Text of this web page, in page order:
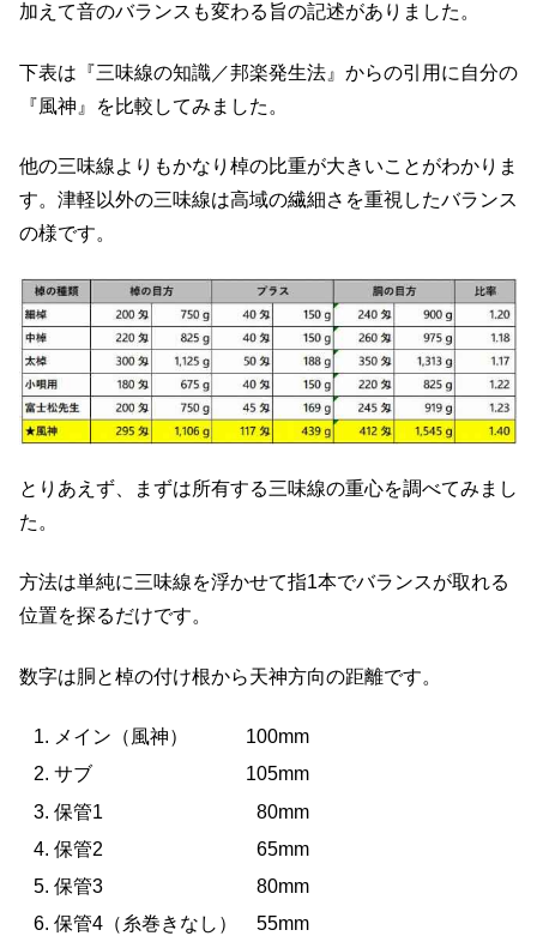
加えて音のバランスも変わる旨の記述がありました。
下表は『三味線の知識／邦楽発生法』からの引用に自分の
『風神』を比較してみました。
他の三味線よりもかなり棹の比重が大きいことがわかりま
す。津軽以外の三味線は高域の繊細さを重視したバランス
の様です。
とりあえず、まずは所有する三味線の重心を調べてみまし
た。
方法は単純に三味線を浮かせて指1本でバランスが取れる
位置を探るだけです。
数字は胴と棹の付け根から天神方向の距離です。
メイン（風神） 100mm
サブ 105mm
保管1 80mm
保管2 65mm
保管3 80mm
保管4（糸巻きなし） 55mm